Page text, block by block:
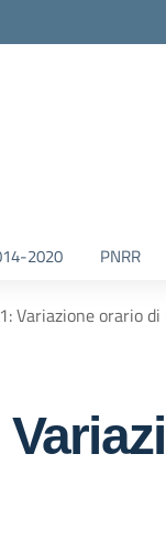
2020 PNRR
Variazione orario